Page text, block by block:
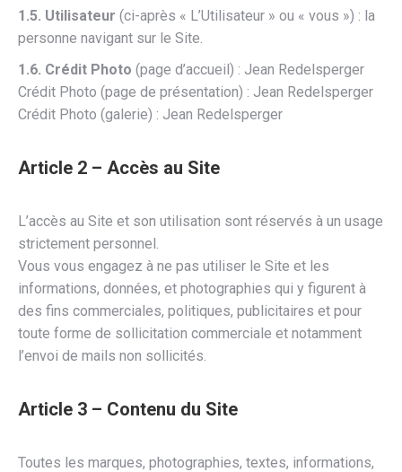
1.5. Utilisateur (ci-après « L’Utilisateur » ou « vous ») : la
personne navigant sur le Site.
1.6. Crédit Photo (page d’accueil) : Jean Redelsperger
Crédit Photo (page de présentation) : Jean Redelsperger
Crédit Photo (galerie) : Jean Redelsperger
Article 2 – Accès au Site
L’accès au Site et son utilisation sont réservés à un usage
strictement personnel.
Vous vous engagez à ne pas utiliser le Site et les
informations, données, et photographies qui y figurent à
des fins commerciales, politiques, publicitaires et pour
toute forme de sollicitation commerciale et notamment
l’envoi de mails non sollicités.
Article 3 – Contenu du Site
Toutes les marques, photographies, textes, informations,